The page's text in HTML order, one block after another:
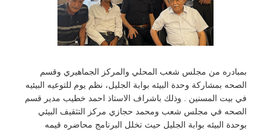
بمبادره من مجلس شعب المحلي والمركز الجماهيري وقسم
الصحه بمشاركة وحدة البيئه بوابة الجليل، نظم يوم للتوعيه البيئيه
في بيت المسنين . وذلك باشراف الاستاذ احمد خطيب مدير قسم
الصحه في مجلس شعب ومحمد حجازي مركز التثقيف البيئي
بوحدة البيئه بوابة الجليل حيث تخلل البرنامج محاضره قيمه